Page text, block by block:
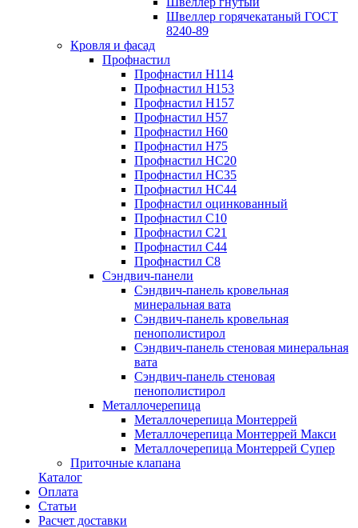
Швеллер горячекатаный ГОСТ
8240-89
Кровля и фасад
Профнастил
Профнастил Н114
Профнастил Н153
Профнастил Н157
Профнастил Н57
Профнастил Н60
Профнастил Н75
Профнастил НС20
Профнастил НС35
Профнастил НС44
Профнастил оцинкованный
Профнастил С10
Профнастил С21
Профнастил С44
Профнастил С8
Сэндвич-панели
Сэндвич-панель кровельная
минеральная вата
Сэндвич-панель кровельная
пенополистирол
Сэндвич-панель стеновая минеральная
вата
Сэндвич-панель стеновая
пенополистирол
Металлочерепица
Металлочерепица Монтеррей
Металлочерепица Монтеррей Макси
Металлочерепица Монтеррей Супер
Приточные клапана
Каталог
Оплата
Статьи
Расчет доставки